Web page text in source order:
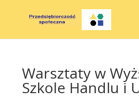
Warsztaty w
Szkole Handlu i